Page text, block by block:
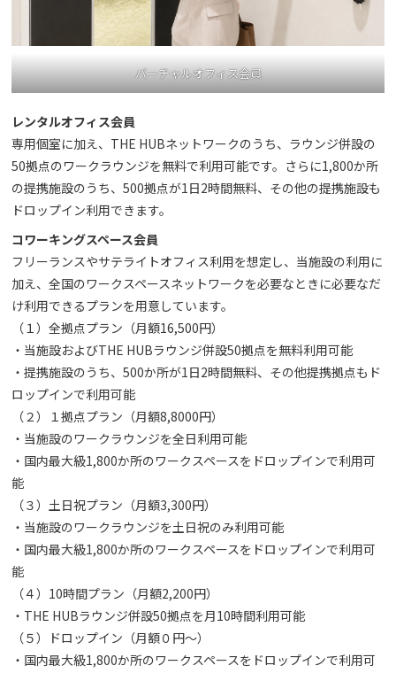
バーチャルオフィス会員
レンタルオフィス会員
専用個室に加え、THE HUBネットワークのうち、ラウンジ併設の
50拠点のワークラウンジを無料で利用可能です。さらに1,800か所
の提携施設のうち、500拠点が1日2時間無料、その他の提携施設も
ドロップイン利用できます。
コワーキングスペース会員
フリーランスやサテライトオフィス利用を想定し、当施設の利用に
加え、全国のワークスペースネットワークを必要なときに必要なだ
け利用できるプランを用意しています。
（１）全拠点プラン（月額16,500円）
・当施設およびTHE HUBラウンジ併設50拠点を無料利用可能
・提携施設のうち、500か所が1日2時間無料、その他提携拠点もド
ロップインで利用可能
（２）１拠点プラン（月額8,8000円）
・当施設のワークラウンジを全日利用可能
・国内最大級1,800か所のワークスペースをドロップインで利用可
能
（３）土日祝プラン（月額3,300円）
・当施設のワークラウンジを土日祝のみ利用可能
・国内最大級1,800か所のワークスペースをドロップインで利用可
能
（４）10時間プラン（月額2,200円）
・THE HUBラウンジ併設50拠点を月10時間利用可能
（５）ドロップイン（月額０円～）
・国内最大級1,800か所のワークスペースをドロップインで利用可